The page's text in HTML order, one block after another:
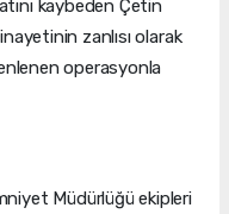
kaybeden Çetin
zanlısı olarak
operasyonla
Müdürlüğü ekipleri